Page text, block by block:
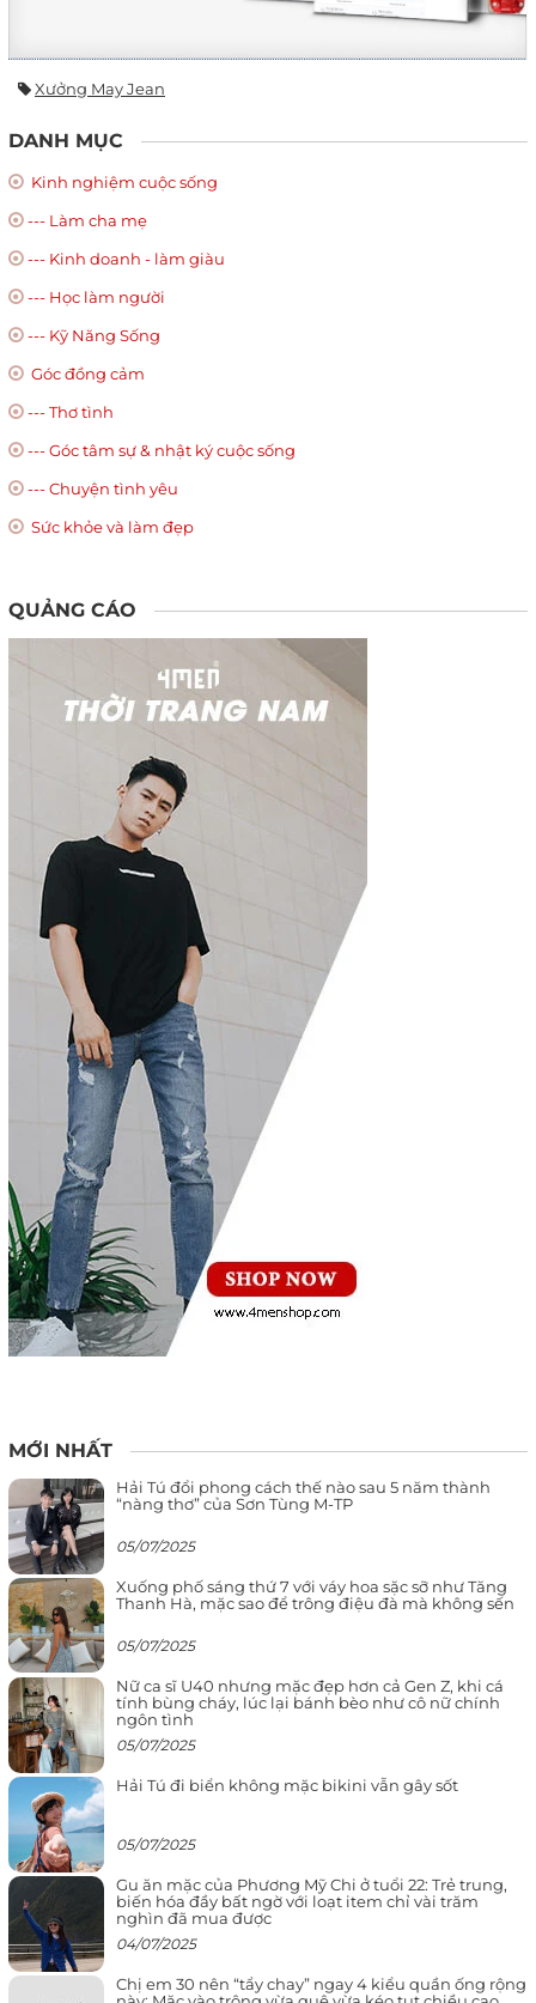
Xưởng May Jean
DANH MỤC
Kinh nghiệm cuộc sống
--- Làm cha mẹ
--- Kinh doanh - làm giàu
--- Học làm người
--- Kỹ Năng Sống
Góc đồng cảm
--- Thơ tình
--- Góc tâm sự & nhật ký cuộc sống
--- Chuyện tình yêu
Sức khỏe và làm đẹp
QUẢNG CÁO
MỚI NHẤT
Hải Tú đổi phong cách thế nào sau 5 năm thành
“nàng thơ” của Sơn Tùng M-TP
05/07/2025
Xuống phố sáng thứ 7 với váy hoa sặc sỡ như Tăng
Thanh Hà, mặc sao để trông điệu đà mà không sến
05/07/2025
Nữ ca sĩ U40 nhưng mặc đẹp hơn cả Gen Z, khi cá
tính bùng cháy, lúc lại bánh bèo như cô nữ chính
ngôn tình
05/07/2025
Hải Tú đi biển không mặc bikini vẫn gây sốt
05/07/2025
Gu ăn mặc của Phương Mỹ Chi ở tuổi 22: Trẻ trung,
biến hóa đầy bất ngờ với loạt item chỉ vài trăm
nghìn đã mua được
04/07/2025
Chị em 30 nên “tẩy chay” ngay 4 kiểu quần ống rộng